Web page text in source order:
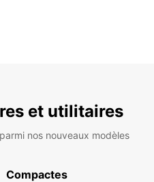
et utilitaires
nos nouveaux modèles
Compactes